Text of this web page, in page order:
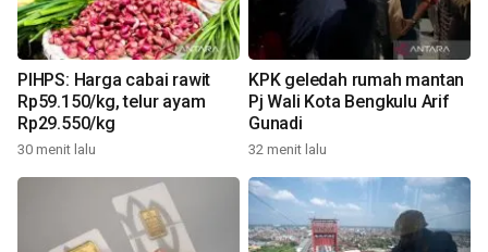
PIHPS: Harga cabai rawit
Rp59.150/kg, telur ayam
Rp29.550/kg
30 menit lalu
KPK geledah rumah mantan
Pj Wali Kota Bengkulu Arif
Gunadi
32 menit lalu